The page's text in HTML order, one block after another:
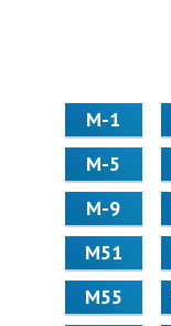
М-1
М-5
М-9
М51
М55